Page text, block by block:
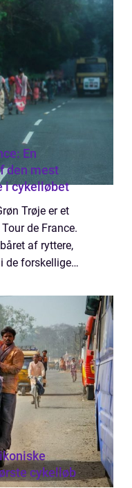
En
den mest
i cykelløbet
Trøje er et
de France.
af ryttere,
de forskellige
cykelløb